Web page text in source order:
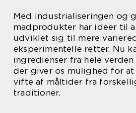
Med industrialiseringen og
madprodukter har ideer til
udviklet sig til mere
eksperimentelle retter. Nu
ingredienser fra hele
der giver os mulighed for at
vifte af måltider fra
traditioner.